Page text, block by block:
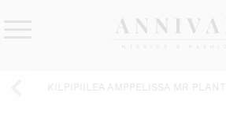
&
KILPIPIILEA AMPPELISSA MR PLANT